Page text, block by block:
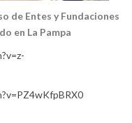
de Entes y Fundaciones
en La Pampa